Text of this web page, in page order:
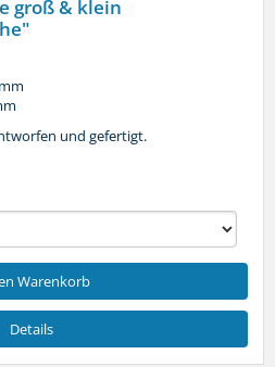
groß & klein
und gefertigt.
Warenkorb
Details